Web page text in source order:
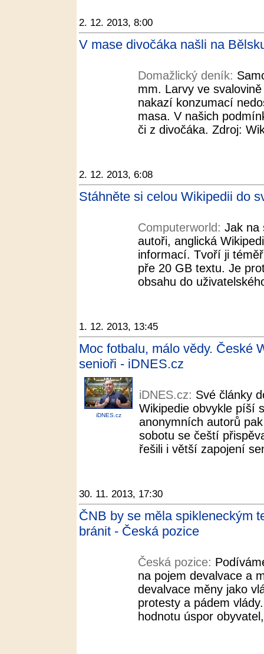
2. 12. 2013, 8:00
V mase divočáka našli na
Domažlický deník:
mm. Larvy ve
nakazí konzumací
masa. V našich
či z divočáka. Zdroj:
2. 12. 2013, 6:08
Stáhněte si celou Wikipedii do
Computerworld: Jak na
autoři, anglická
informací. Tvoří ji
pře 20 GB textu. Je
obsahu do
1. 12. 2013, 13:45
Moc fotbalu, málo vědy. České
senioři - iDNES.cz
iDNES.cz
iDNES.cz: Své články
Wikipedie obvykle píší
anonymních autorů
sobotu se čeští
řešili i větší zapojení
30. 11. 2013, 17:30
ČNB by se měla spikleneckým
bránit - Česká pozice
Česká pozice:
na pojem devalvace a
devalvace měny jako
protesty a pádem
hodnotu úspor